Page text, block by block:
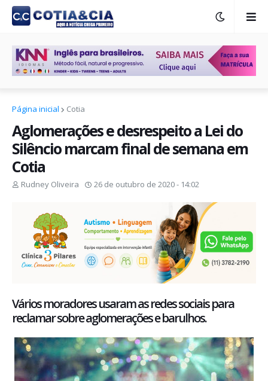
Página inicial Cotia
Aglomerações e desrespeito a Lei do
Silêncio marcam final de semana em
Cotia
Rudney Oliveira 26 de outubro de 2020 - 14:02
Vários moradores usaram as redes sociais para
reclamar sobre aglomerações e barulhos.